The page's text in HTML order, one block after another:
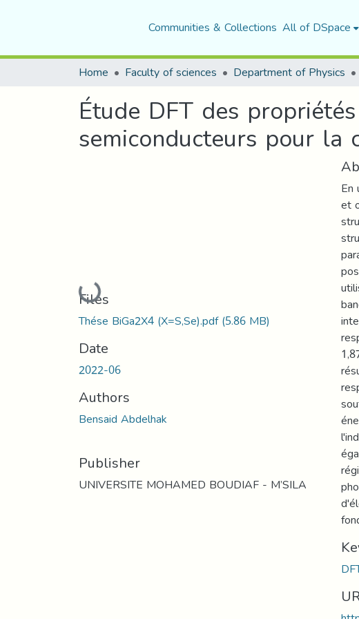
Communities & Collections All of DSpace
Home Faculty of sciences Department of Physics
Étude DFT des
semiconducteurs pour la
Loading...
Files
Thése BiGa2X4 (X=S,Se).pdf(5.86 MB)
Date
2022-06
Authors
Bensaid Abdelhak
Publisher
UNIVERSITE MOHAMED BOUDIAF - M’SILA
et